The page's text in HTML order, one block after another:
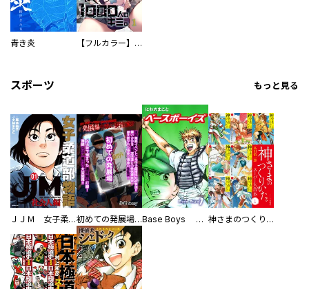
青き炎 【フルカラー】さよなら、私の大好きな１０００人のキミ。
スポーツ もっと見る
ＪＪＭ 女子柔道部物語 社会人編 初めての発展場 【白抜き修正版】 Base Boys 新装版 神さまのつくりかた。スーパー大合本